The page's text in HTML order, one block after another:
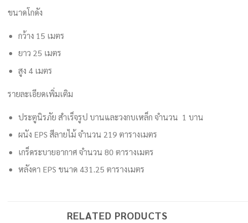
ขนาดโกดัง
กว้าง 15 เมตร
ยาว 25 เมตร
สูง 4 เมตร
รายละเอียดเพิ่มเติม
ประตูนิรภัย สำเร็จรูป บานและวงกบเหล็ก จำนวน 1 บาน
ผนัง EPS สีลายไม้ จำนวน 219 ตารางเมตร
เกร็ดระบายอากาศ จำนวน 80 ตารางเมตร
หลังคา EPS ขนาด 431.25 ตารางเมตร
RELATED PRODUCTS